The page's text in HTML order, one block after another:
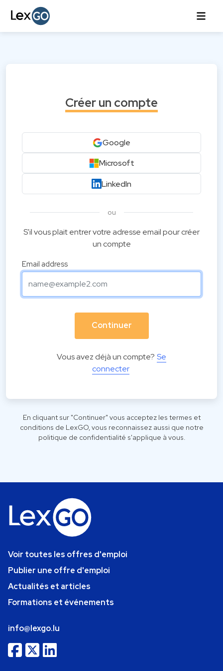
Créer un compte
Google
Microsoft
LinkedIn
ou
S'il vous plait entrer votre adresse email pour créer
un compte
Email address
Continuer
Vous avez déjà un compte? Se
connecter
En cliquant sur "Continuer" vous acceptez les termes et
conditions de LexGO, vous reconnaissez aussi que notre
politique de confidentialité s'applique à vous.
Voir toutes les offres d'emploi
Publier une offre d'emploi
Actualités et articles
Formations et événements
info@lexgo.lu